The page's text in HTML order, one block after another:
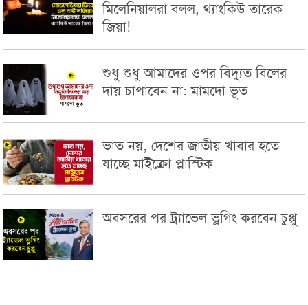
মিলেনিয়ালরা বলল, থ্যাংকিউ তারেক
জিয়া!
শুধু শুধু আমাদের ওপর বিদ্যুত বিলের
দায় চাপাবেন না: মামদো ভূত
ভাত নয়, দেশের জাতীয় খাবার হতে
যাচ্ছে মাইক্রো প্লাস্টিক
অবসরের পর ট্র্যাভেল ভ্লগিং করবেন চুপ্পু